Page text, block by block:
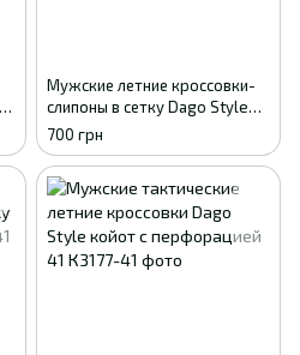
Мужские летние кроссовки-
слипоны в сетку Dago Style
черные 41 - 27см
700 грн